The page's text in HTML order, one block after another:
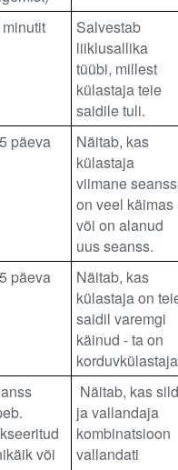
Salvestab
liiklusallika
tüübi, millest
külastaja teie
saidile tuli.
päeva
Näitab, kas
külastaja
viimane seanss
on veel käimas
või on alanud
uus seanss.
päeva
Näitab, kas
külastaja on
saidil varemgi
käinud - ta on
või
Näitab, kas
ja vallandaja
kombinatsioon
vallandati